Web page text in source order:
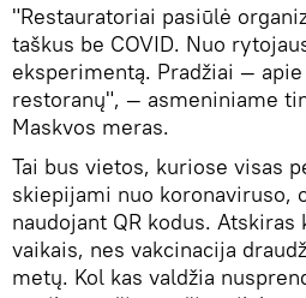
"Restauratoriai pasiūlė
taškus be COVID. Nuo
eksperimentą. Pradžiai —
restoranų", — asmeniniame
Maskvos meras.
Tai bus vietos, kuriose visas
skiepijami nuo koronaviruso,
naudojant QR kodus.
vaikais, nes vakcinacija
metų. Kol kas valdžia